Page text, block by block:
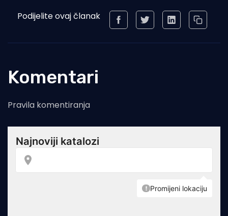
Podijelite ovaj članak
Komentari
Pravila komentiranja